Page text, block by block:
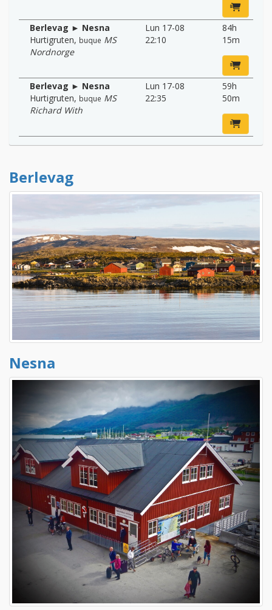
Berlevag ► Nesna
Hurtigruten, buque MS
Nordnorge
Lun 17-08
22:10
84h
15m
Berlevag ► Nesna
Hurtigruten, buque MS
Richard With
Lun 17-08
22:35
59h
50m
Berlevag
Nesna